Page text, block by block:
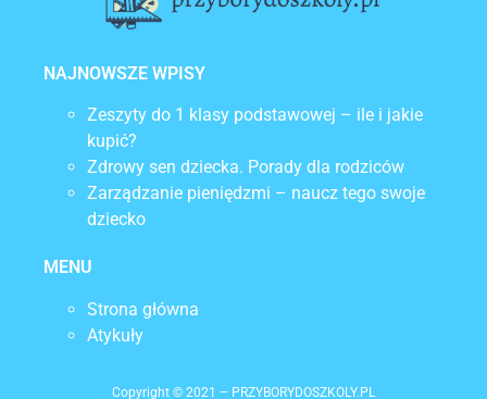
NAJNOWSZE WPISY
Zeszyty do 1 klasy podstawowej – ile i jakie
kupić?
Zdrowy sen dziecka. Porady dla rodziców
Zarządzanie pieniędzmi – naucz tego swoje
dziecko
MENU
Strona główna
Atykuły
Copyright © 2021 – PRZYBORYDOSZKOLY.PL